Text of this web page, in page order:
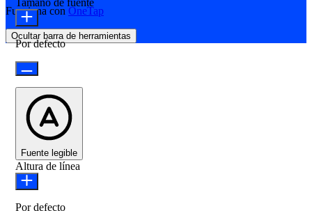
Funciona con OneTap
Ocultar barra de herramientas
Tamaño de fuente
Por defecto
Fuente legible
Altura de línea
Por defecto